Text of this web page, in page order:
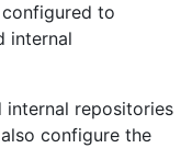
to
internal
repositories
configure the